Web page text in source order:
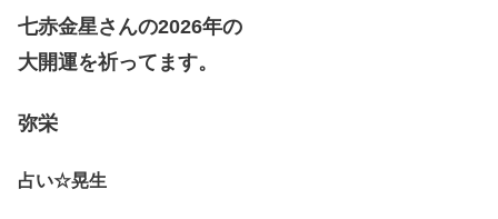
七赤金星さんの2026年の
大開運を祈ってます。
弥栄
占い☆晃生